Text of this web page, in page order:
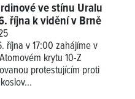
ve stínu Uralu
října k vidění v Brně
října v 17:00 zahájíme v
krytu 10-Z
protestujícím proti